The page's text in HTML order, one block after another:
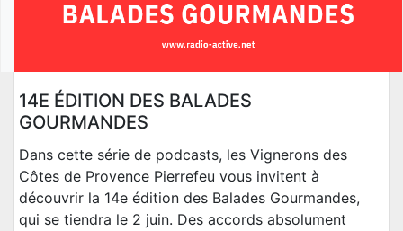
14E ÉDITION DES BALADES
GOURMANDES
Dans cette série de podcasts, les Vignerons des
Côtes de Provence Pierrefeu vous invitent à
découvrir la 14e édition des Balades Gourmandes,
qui se tiendra le 2 juin. Des accords absolument